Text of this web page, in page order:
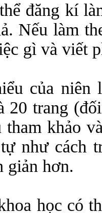
đăng kí
Nếu làm
gì và viết
của niên
20 trang
khảo
như cách
giản hơn.
học có